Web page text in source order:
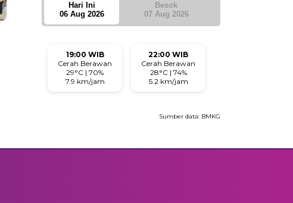
Hari Ini
06 Aug 2026
Besok
07 Aug 2026
19:00 WIB
Cerah Berawan
29°C | 70%
7.9 km/jam
22:00 WIB
Cerah Berawan
28°C | 74%
5.2 km/jam
Sumber data: BMKG